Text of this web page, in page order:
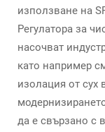
използване на
Регулатора за
насочват
като например
изолация от сух
да е свързано с